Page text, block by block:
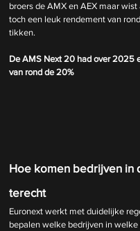
broers de AMX en AEX maar
toch een leuk rendement van
tikken.
De AMS Next 20 had over 2025
van rond de 20%
Hoe komen bedrijven in
terecht
Euronext werkt met duidelijke
bepalen welke bedrijven in welke